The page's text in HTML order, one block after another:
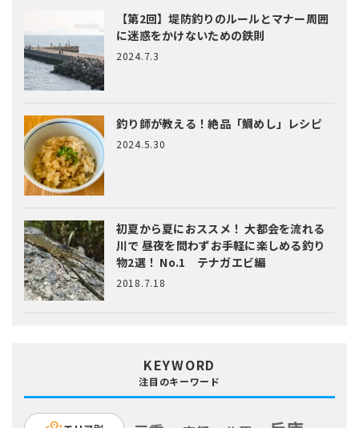
【第2回】堤防釣りのルールとマナー周囲
に迷惑をかけないための鉄則
2024.7.3
釣り師が教える！絶品「鯛めし」レシピ
2024.5.30
初夏から夏におススメ！ 大都会を流れる
川で 昼夜を問わずお手軽に楽しめる釣り
物2選！ No.1 テナガエビ編
2018.7.18
KEYWORD
注目のキーワード